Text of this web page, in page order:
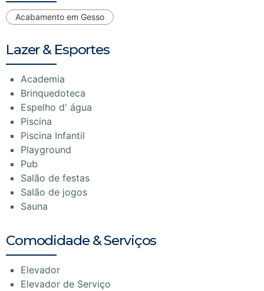
Acabamento em Gesso
Lazer & Esportes
Academia
Brinquedoteca
Espelho d' água
Piscina
Piscina Infantil
Playground
Pub
Salão de festas
Salão de jogos
Sauna
Comodidade & Serviços
Elevador
Elevador de Serviço